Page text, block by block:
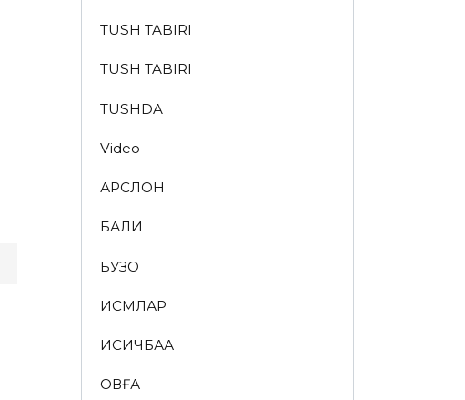
TUSH TABIRI
TUSH TABIRI
TUSHDA
Video
АРСЛОН
БАЛИҚ
БУЗОҚ
ИСМЛАР
ҚИСҚИЧБАҚА
ҚОВҒА